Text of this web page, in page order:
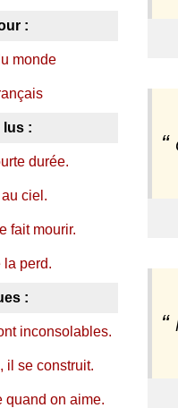
:
monde
lus :
durée.
ciel.
fait mourir.
la perd.
:
inconsolables.
il se construit.
quand on aime.